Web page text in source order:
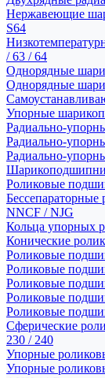
Нержавеющие
S64
/ 63 / 64
Однорядные
Однорядные
Упорные
Радиально-
Радиально-
Радиально-
Роликовые
NNCF / NJG
Кольца упорных
Конические
Роликовые
Роликовые
Роликовые
Роликовые
Роликовые
Сферические
230 / 240
Упорные
Упорные